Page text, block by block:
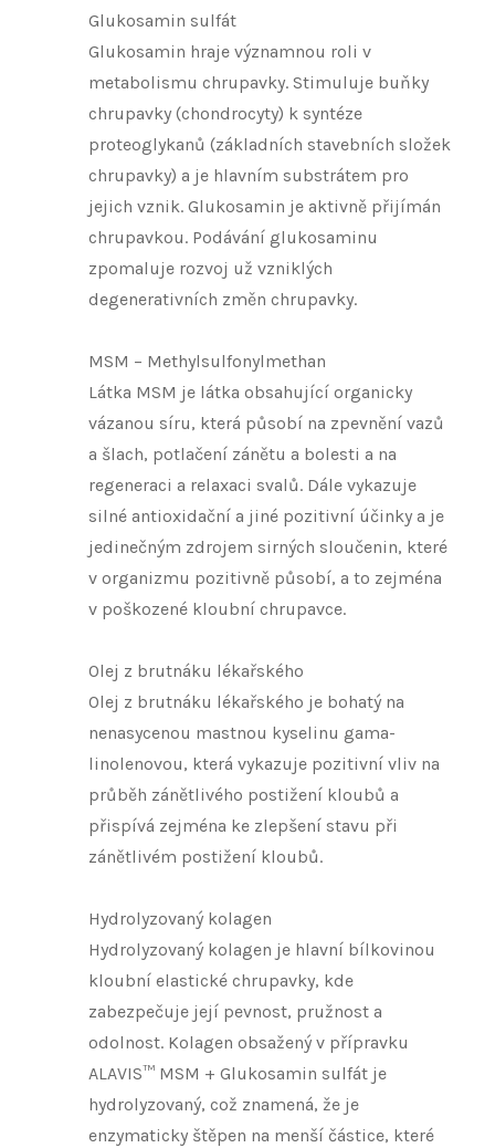
Glukosamin sulfát
Glukosamin hraje významnou roli v
metabolismu chrupavky. Stimuluje buňky
chrupavky (chondrocyty) k syntéze
proteoglykanů (základních stavebních složek
chrupavky) a je hlavním substrátem pro
jejich vznik. Glukosamin je aktivně přijímán
chrupavkou. Podávání glukosaminu
zpomaluje rozvoj už vzniklých
degenerativních změn chrupavky.
MSM – Methylsulfonyl­methan
Látka MSM je látka obsahující organicky
vázanou síru, která působí na zpevnění vazů
a šlach, potlačení zánětu a bolesti a na
regeneraci a relaxaci svalů. Dále vykazuje
silné antioxidační a jiné pozitivní účinky a je
jedinečným zdrojem sirných sloučenin, které
v organizmu pozitivně působí, a to zejména
v poškozené kloubní chrupavce.
Olej z brutnáku lékařského
Olej z brutnáku lékařského je bohatý na
nenasycenou mastnou kyselinu gama-
linolenovou, která vykazuje pozitivní vliv na
průběh zánětlivého postižení kloubů a
přispívá zejména ke zlepšení stavu při
zánětlivém postižení kloubů.
Hydrolyzovaný kolagen
Hydrolyzovaný kolagen je hlavní bílkovinou
kloubní elastické chrupavky, kde
zabezpečuje její pevnost, pružnost a
odolnost. Kolagen obsažený v přípravku
ALAVIS™ MSM + Glukosamin sulfát je
hydrolyzovaný, což znamená, že je
enzymaticky štěpen na menší částice, které